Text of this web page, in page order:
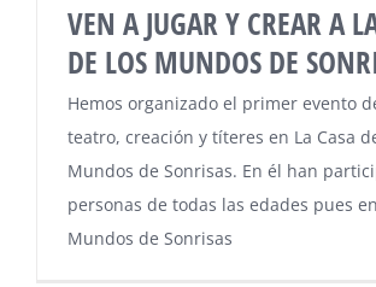
VEN A JUGAR Y CREAR A
DE LOS MUNDOS DE
Hemos organizado el primer evento
teatro, creación y títeres en La Casa
Mundos de Sonrisas. En él han
personas de todas las edades pues
Mundos de Sonrisas